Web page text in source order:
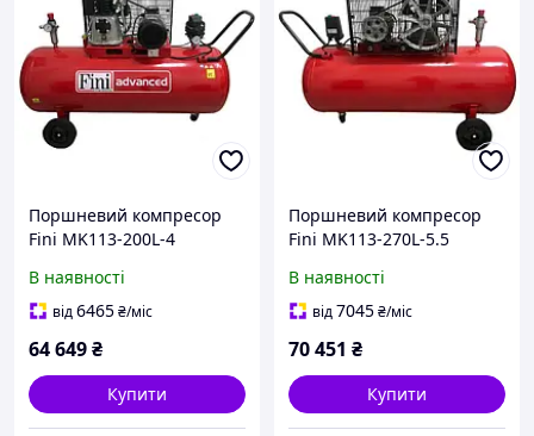
Поршневий компресор
Fini MK113-200L-4
В наявності
від6465₴/міс
64 649₴
Купити
Поршневий компресор
Fini MK113-270L-5.5
В наявності
від7045₴/міс
70 451 ₴
Купити